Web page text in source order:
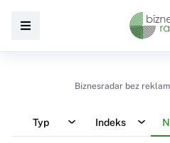
Biznesradar bez
Typ Indeks